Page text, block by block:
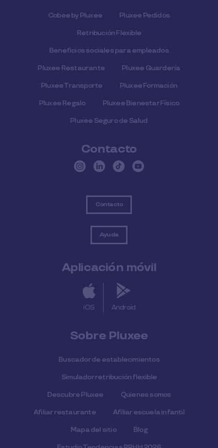
Cobee by Pluxee Pluxee Pedidos
Retribución Flexible
Beneficios sociales para empleados
Pluxee Restaurante Pluxee Guardería
Pluxee Transporte Pluxee Formación
Pluxee Regalo Pluxee Bienestar Físico
Pluxee Seguro de Salud
Contacto
Contacto
Ayuda
Aplicación móvil
iOS Android
Sobre Pluxee
Buscador de establecimientos
Simulador retribución flexible
Descubre Pluxee Quienes somos
Afiliar restaurante Afiliar escuela infantil
Mapa del sitio Blog